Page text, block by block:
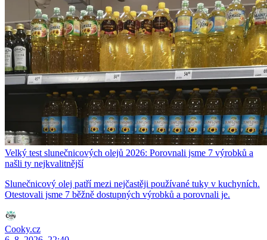
Velký test slunečnicových olejů 2026: Porovnali jsme 7 výrobků a
našli ty nejkvalitnější
Slunečnicový olej patří mezi nejčastěji používané tuky v kuchyních.
Otestovali jsme 7 běžně dostupných výrobků a porovnali je.
Cooky.cz